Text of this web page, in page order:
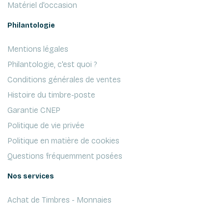
Matériel d'occasion
Philantologie
Mentions légales
Philantologie, c'est quoi ?
Conditions générales de ventes
Histoire du timbre-poste
Garantie CNEP
Politique de vie privée
Politique en matière de cookies
Questions fréquemment posées
Nos services
Achat de Timbres - Monnaies